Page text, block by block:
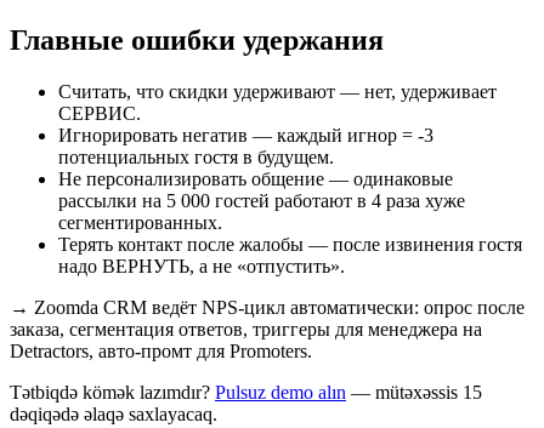
Главные ошибки удержания
Считать, что скидки удерживают — нет, удерживает
СЕРВИС.
Игнорировать негатив — каждый игнор = -3
потенциальных гостя в будущем.
Не персонализировать общение — одинаковые
рассылки на 5 000 гостей работают в 4 раза хуже
сегментированных.
Терять контакт после жалобы — после извинения гостя
надо ВЕРНУТЬ, а не «отпустить».
→ Zoomda CRM ведёт NPS-цикл автоматически: опрос после
заказа, сегментация ответов, триггеры для менеджера на
Detractors, авто-промт для Promoters.
Tətbiqdə kömək lazımdır? Pulsuz demo alın — mütəxəssis 15
dəqiqədə əlaqə saxlayacaq.